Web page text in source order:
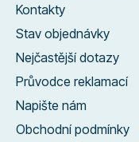
Kontakty
Stav objednávky
Nejčastější dotazy
Průvodce reklamací
Napište nám
Obchodní podmínky